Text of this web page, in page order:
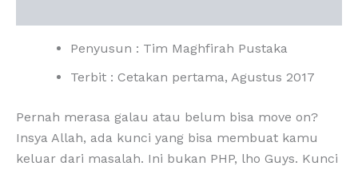
Penyusun : Tim Maghfirah Pustaka
Terbit : Cetakan pertama, Agustus 2017
Pernah merasa galau atau belum bisa move on?
Insya Allah, ada kunci yang bisa membuat kamu
keluar dari masalah. Ini bukan PHP, lho Guys. Kunci